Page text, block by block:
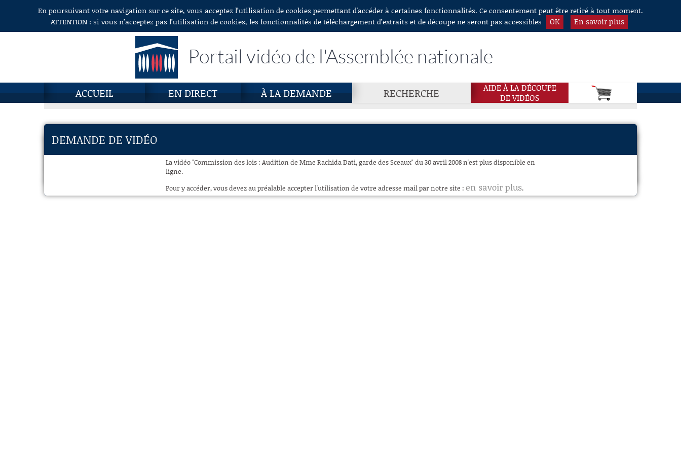
Aller au contenuEn poursuivant votre navigation sur ce site, vous acceptez l’utilisation de cookies permettant d'accéder à certaines fonctionnalités. Ce consentement peut être retiré à tout moment.
ATTENTION : si vous n’acceptez pas l’utilisation de cookies, les fonctionnalités de téléchargement d’extraits et de découpe ne seront pas accessibles
OK En savoir plus
Portail vidéo de l'Assemblée nationale
ACCUEIL EN DIRECT À LA DEMANDE RECHERCHE
AIDE À LA DÉCOUPE
DE VIDÉOS
DEMANDE DE VIDÉO
La vidéo "Commission des lois : Audition de Mme Rachida Dati, garde des Sceaux" du 30 avril 2008 n'est plus disponible en
ligne.
Pour y accéder, vous devez au préalable accepter l'utilisation de votre adresse mail par notre site : en savoir plus.